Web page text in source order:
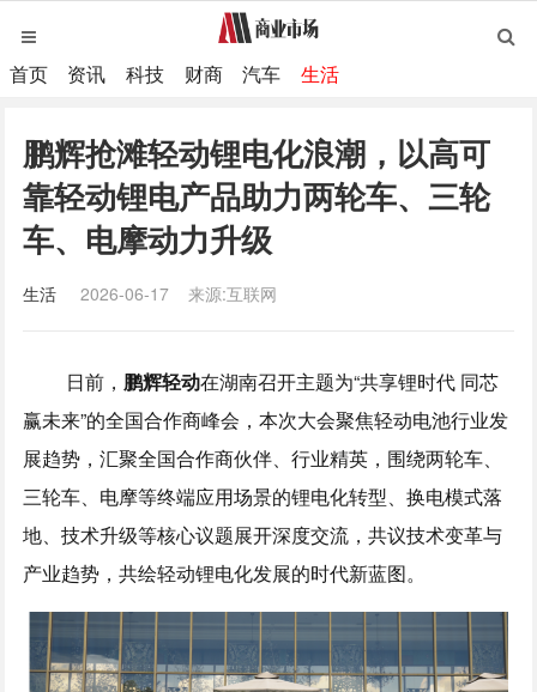
首页 资讯 科技 财商 汽车 生活
鹏辉抢滩轻动锂电化浪潮，以高可
靠轻动锂电产品助力两轮车、三轮
车、电摩动力升级
生活 2026-06-17 来源:互联网
日前， 鹏辉轻动在湖南召开主题为“共享锂时代 同芯
赢未来”的全国合作商峰会，本次大会聚焦轻动电池行业发
展趋势，汇聚全国合作商伙伴、行业精英，围绕两轮车、
三轮车、电摩等终端应用场景的锂电化转型、换电模式落
地、技术升级等核心议题展开深度交流，共议技术变革与
产业趋势，共绘轻动锂电化发展的时代新蓝图。